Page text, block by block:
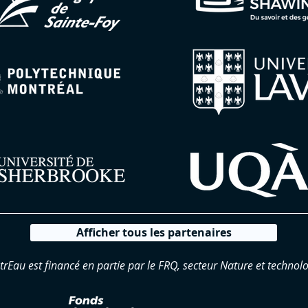
Afficher tous les partenaires
est financé en partie par le FRQ, secteur Nature et